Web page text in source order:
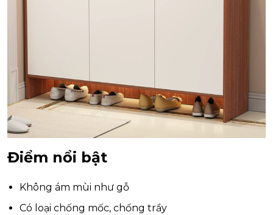
Điểm nổi bật
Không ám mùi như gỗ
Có loại chống mốc, chống trầy